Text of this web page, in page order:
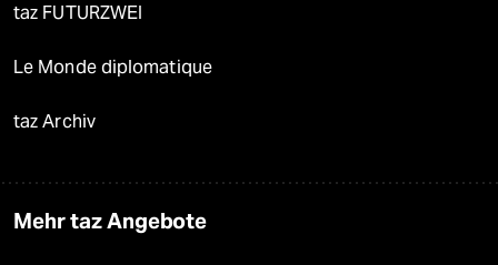
taz FUTURZWEI
Le Monde diplomatique
taz Archiv
Mehr taz Angebote